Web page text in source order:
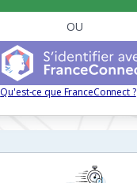
OU
Qu'est-ce que FranceConnect ?